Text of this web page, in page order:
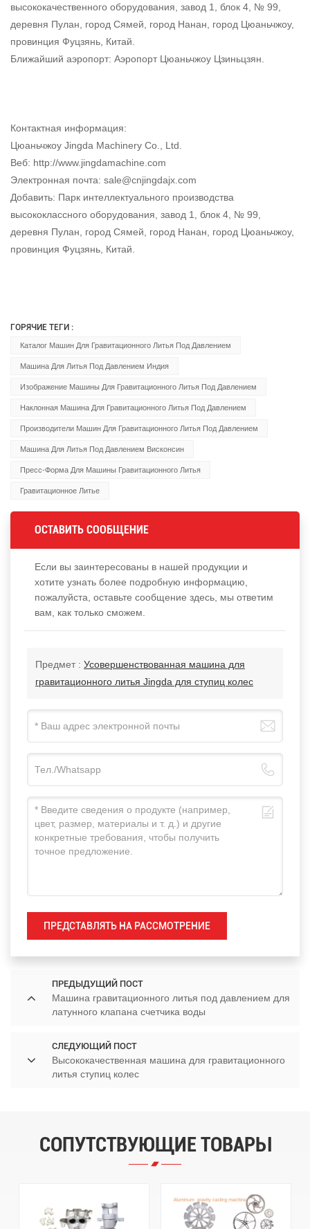
высококачественного оборудования, завод 1, блок 4, № 99,
деревня Пулан, город Сямей, город Нанан, город Цюаньчжоу,
провинция Фуцзянь, Китай.
Ближайший аэропорт: Аэропорт Цюаньчжоу Цзиньцзян.
Контактная информация:
Цюаньчжоу Jingda Machinery Co., Ltd.
Веб: http://www.jingdamachine.com
Электронная почта: sale@cnjingdajx.com
Добавить: Парк интеллектуального производства
высококлассного оборудования, завод 1, блок 4, № 99,
деревня Пулан, город Сямей, город Нанан, город Цюаньчжоу,
провинция Фуцзянь, Китай.
ГОРЯЧИЕ ТЕГИ :
Каталог Машин Для Гравитационного Литья Под Давлением
Машина Для Литья Под Давлением Индия
Изображение Машины Для Гравитационного Литья Под Давлением
Наклонная Машина Для Гравитационного Литья Под Давлением
Производители Машин Для Гравитационного Литья Под Давлением
Машина Для Литья Под Давлением Висконсин
Пресс-Форма Для Машины Гравитационного Литья
Гравитационное Литье
ОСТАВИТЬ СООБЩЕНИЕ
Если вы заинтересованы в нашей продукции и
хотите узнать более подробную информацию,
пожалуйста, оставьте сообщение здесь, мы ответим
вам, как только сможем.
Предмет : Усовершенствованная машина для
гравитационного литья Jingda для ступиц колес
ПРЕДСТАВЛЯТЬ НА РАССМОТРЕНИЕ
ПРЕДЫДУЩИЙ ПОСТ
Машина гравитационного литья под давлением для
латунного клапана счетчика воды
СЛЕДУЮЩИЙ ПОСТ
Высококачественная машина для гравитационного
литья ступиц колес
СОПУТСТВУЮЩИЕ ТОВАРЫ